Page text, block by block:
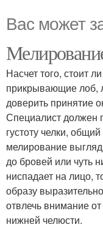
Вас может
Насчет того, стоит
прикрывающие лоб,
доверить принятие
Специалист должен
густоту челки,
мелирование
до бровей или чуть
ниспадает на лицо,
образу
отвлечь внимание
нижней челюсти.